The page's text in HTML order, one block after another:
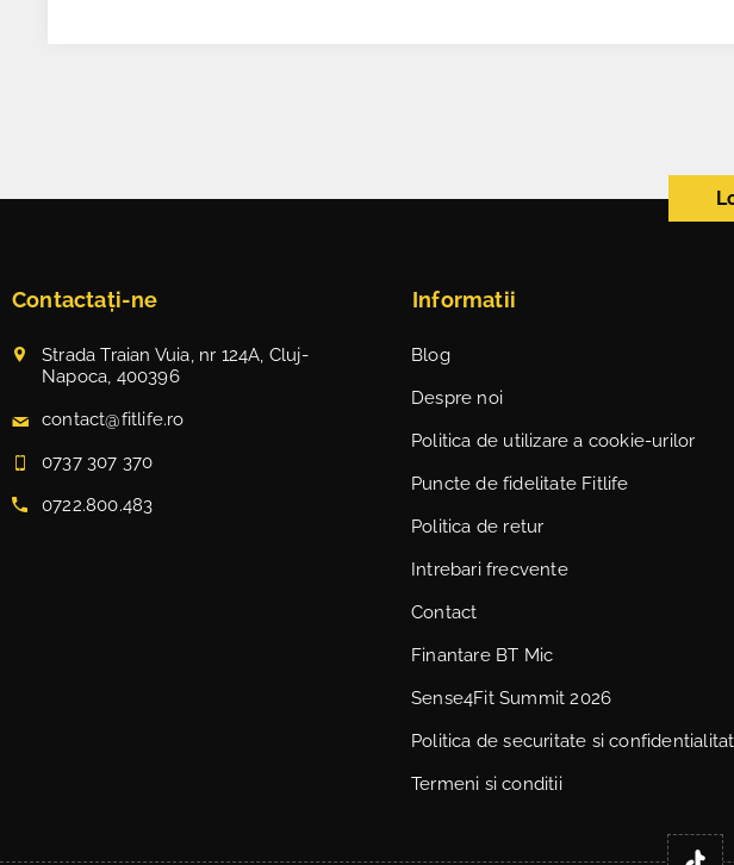
Contactați-ne
Strada Traian Vuia, nr 124A, Cluj-
Napoca, 400396
contact@fitlife.ro
0737 307 370
0722.800.483
Informatii
Blog
Despre noi
Politica de utilizare a cookie-urilor
Puncte de fidelitate Fitlife
Politica de retur
Intrebari frecvente
Contact
Finantare BT Mic
Sense4Fit Summit 2026
Politica de securitate si
Termeni si conditii